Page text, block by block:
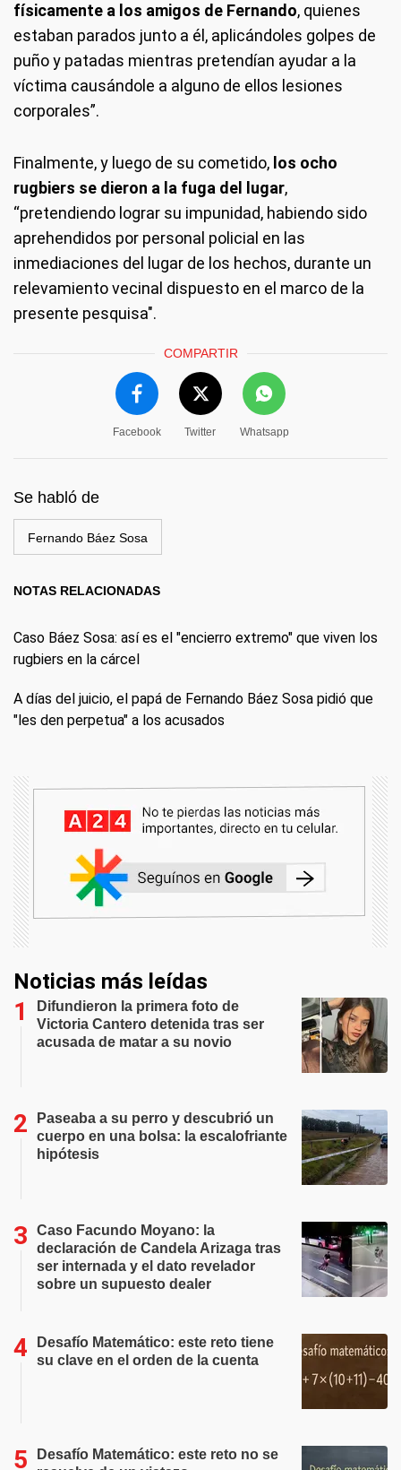
físicamente a los amigos de Fernando, quienes
estaban parados junto a él, aplicándoles golpes de
puño y patadas mientras pretendían ayudar a la
víctima causándole a alguno de ellos lesiones
corporales”.
Finalmente, y luego de su cometido, los ocho
rugbiers se dieron a la fuga del lugar,
“pretendiendo lograr su impunidad, habiendo sido
aprehendidos por personal policial en las
inmediaciones del lugar de los hechos, durante un
relevamiento vecinal dispuesto en el marco de la
presente pesquisa".
COMPARTIR
Facebook Twitter Whatsapp
Se habló de
Fernando Báez Sosa
NOTAS RELACIONADAS
Caso Báez Sosa: así es el "encierro extremo" que viven los
rugbiers en la cárcel
A días del juicio, el papá de Fernando Báez Sosa pidió que
"les den perpetua" a los acusados
Noticias más leídas
Difundieron la primera foto de
Victoria Cantero detenida tras ser
acusada de matar a su novio
Paseaba a su perro y descubrió un
cuerpo en una bolsa: la escalofriante
hipótesis
Caso Facundo Moyano: la
declaración de Candela Arizaga tras
ser internada y el dato revelador
sobre un supuesto dealer
Desafío Matemático: este reto tiene
su clave en el orden de la cuenta
Desafío Matemático: este reto no se